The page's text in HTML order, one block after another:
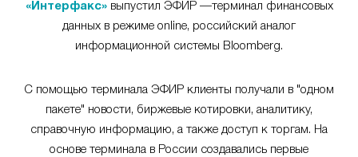
«Интерфакс»выпустил ЭФИР —терминал финансовых
данных в режиме online, российский аналог
информационной системы Bloomberg.
С помощью терминала ЭФИР клиенты получали в "одном
пакете" новости, биржевые котировки, аналитику,
справочную информацию, а также доступ к торгам. На
основе терминала в России создавались первые